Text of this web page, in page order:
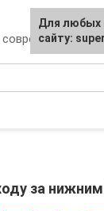
за
Для любых
сайту: